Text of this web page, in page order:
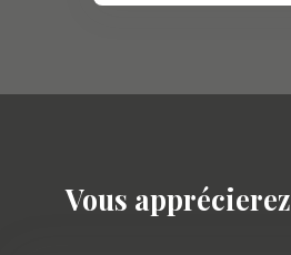
Vous apprécierez